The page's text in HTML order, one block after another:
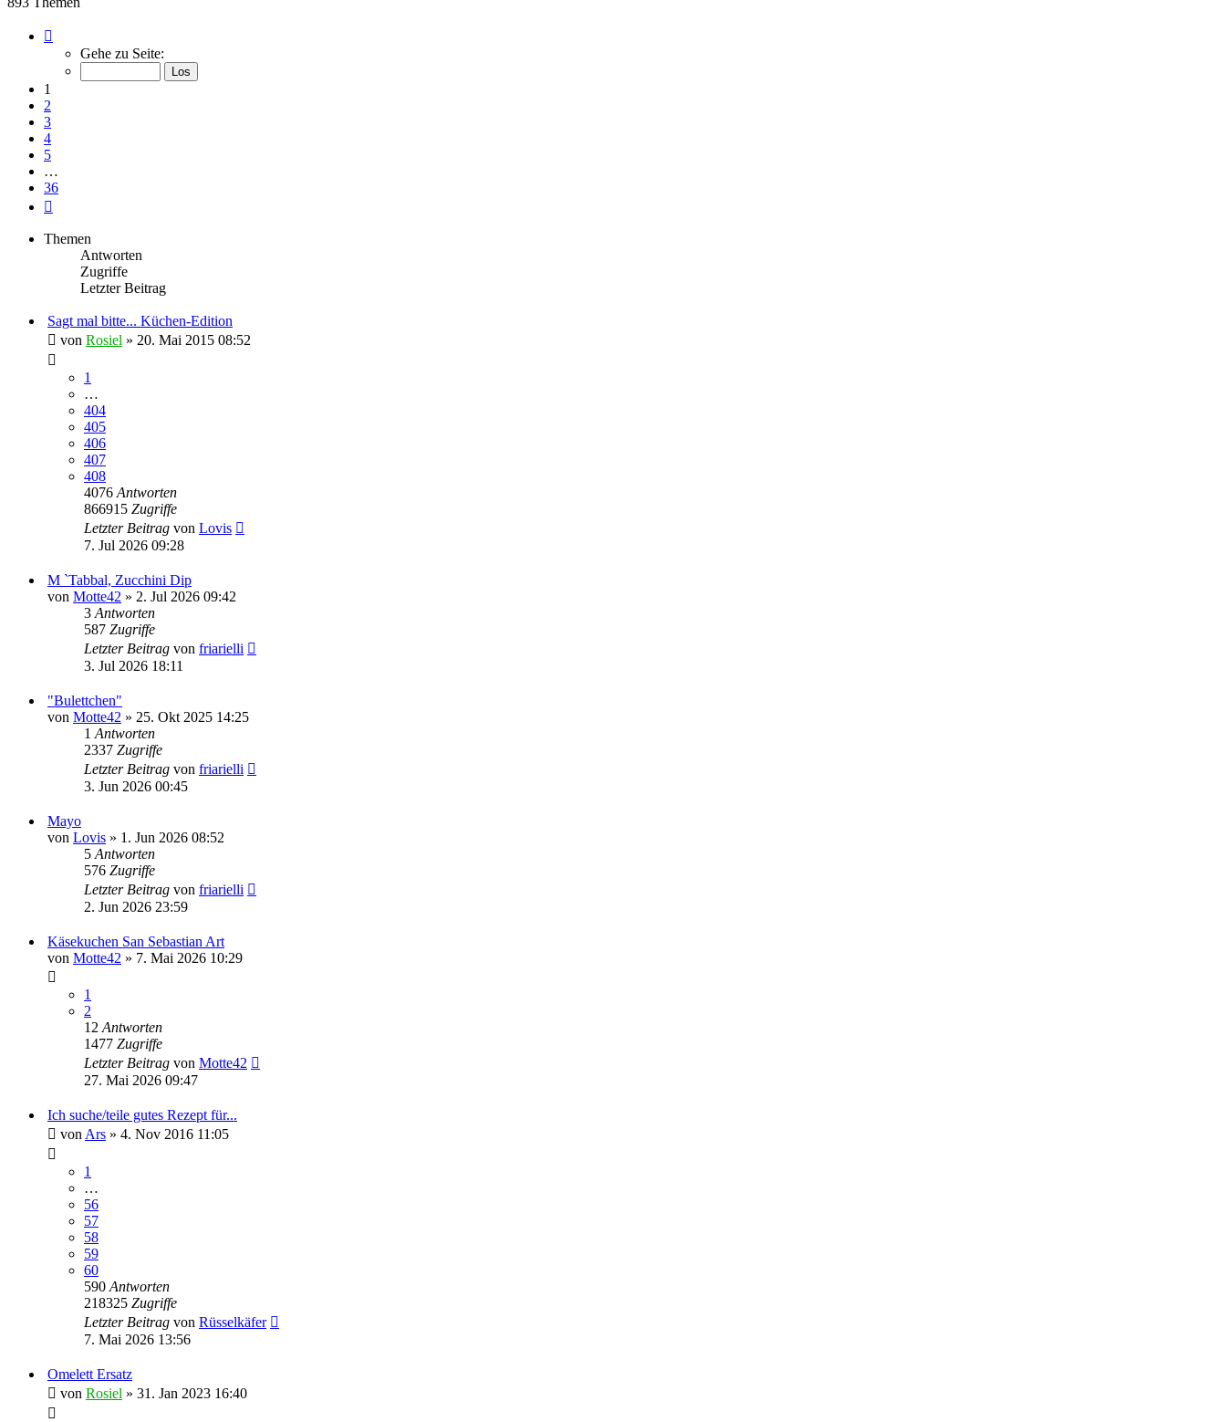
von
Gehe zu Seite:
1
2
3
4
5
…
36
Themen
Antworten
Zugriffe
Letzter Beitrag
Sagt mal bitte... Küchen-Edition
von Rosiel » 20. Mai 2015 08:52
1
…
404
405
406
407
408
4076Antworten
866915 Zugriffe
Letzter Beitrag von Lovis
7. Jul 2026 09:28
M `Tabbal, Zucchini Dip
von Motte42 » 2. Jul 2026 09:42
3Antworten
587 Zugriffe
Letzter Beitrag von friarielli
3. Jul 2026 18:11
"Bulettchen"
von Motte42 » 25. Okt 2025 14:25
1Antworten
2337 Zugriffe
Letzter Beitrag von friarielli
3. Jun 2026 00:45
Mayo
von Lovis » 1. Jun 2026 08:52
5Antworten
576 Zugriffe
Letzter Beitrag von friarielli
2. Jun 2026 23:59
Käsekuchen San Sebastian Art
von Motte42 » 7. Mai 2026 10:29
1
2
12Antworten
1477 Zugriffe
Letzter Beitrag von Motte42
27. Mai 2026 09:47
Ich suche/teile gutes Rezept für...
vonArs » 4. Nov 2016 11:05
1
…
56
57
58
59
60
590Antworten
218325 Zugriffe
Letzter Beitrag von Rüsselkäfer
7. Mai 2026 13:56
Omelett Ersatz
von Rosiel » 31. Jan 2023 16:40